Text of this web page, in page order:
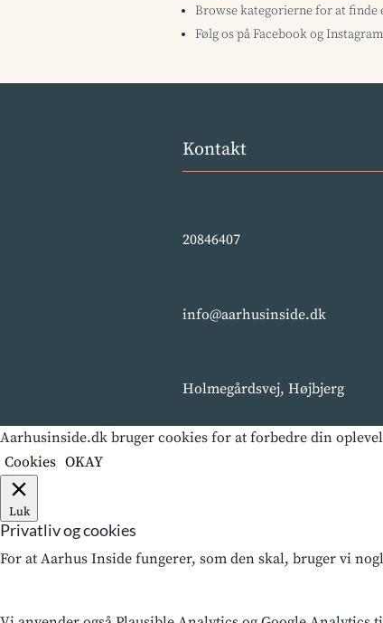
Browse kategorierne for at finde
Følg os på Facebook og
Kontakt
20846407
info@aarhusinside.dk
Holmegårdsvej, Højbjerg
Aarhusinside.dk bruger cookies for at forbedre din
Cookies OKAY
Luk
Privatliv og cookies
For at Aarhus Inside fungerer, som den skal, bruger vi